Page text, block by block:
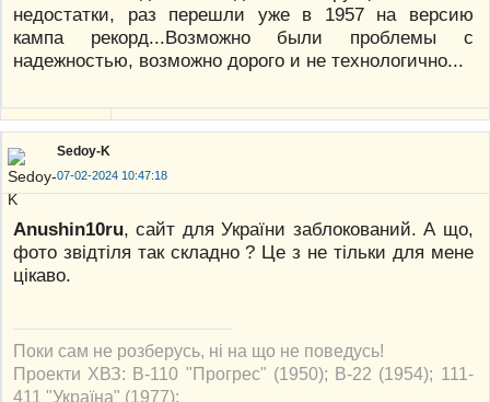
недостатки, раз перешли уже в 1957 на версию
кампа рекорд...Возможно были проблемы с
надежностью, возможно дорого и не технологично...
Sedoy-K
07-02-2024 10:47:18
Anushin10ru, сайт для України заблокований. А що,
фото звідтіля так складно ? Це з не тільки для мене
цікаво.
Поки сам не розберусь, ні на що не поведусь!
Проекти ХВЗ: В-110 "Прогрес" (1950); В-22 (1954); 111-
411 "Україна" (1977);